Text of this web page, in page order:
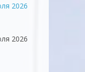
2026
2026